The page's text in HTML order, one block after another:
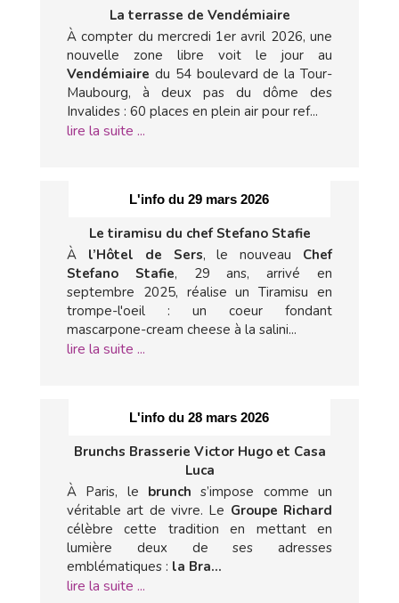
La terrasse de Vendémiaire
À compter du mercredi 1er avril 2026, une
nouvelle zone libre voit le jour au
Vendémiaire du 54 boulevard de la Tour-
Maubourg, à deux pas du dôme des
Invalides : 60 places en plein air pour ref...
lire la suite ...
L'info du 29 mars 2026
Le tiramisu du chef Stefano Stafie
À l’Hôtel de Sers, le nouveau Chef
Stefano Stafie, 29 ans, arrivé en
septembre 2025, réalise un Tiramisu en
trompe-l'oeil : un coeur fondant
mascarpone-cream cheese à la salini...
lire la suite ...
L'info du 28 mars 2026
Brunchs Brasserie Victor Hugo et Casa
Luca
À Paris, le brunchs’impose comme un
véritable art de vivre. Le Groupe Richard
célèbre cette tradition en mettant en
lumière deux de ses adresses
emblématiques : la Bra...
lire la suite ...